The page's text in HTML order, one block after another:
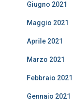
Giugno 2021
Maggio 2021
Aprile 2021
Marzo 2021
Febbraio 2021
Gennaio 2021